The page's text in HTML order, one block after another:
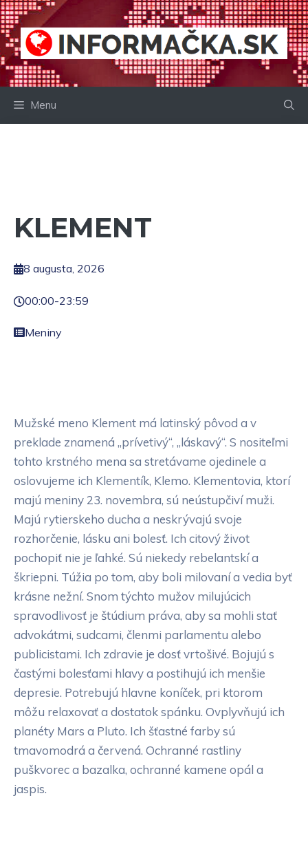
Preskočiť
na
obsah
Menu
KLEMENT
8 augusta, 2026
00:00-23:59
Meniny
Mužské meno Klement má latinský pôvod a v
preklade znamená „prívetivý“, „láskavý“. S nositeľmi
tohto krstného mena sa stretávame ojedinele a
oslovujeme ich Klementík, Klemo. Klementovia, ktorí
majú meniny 23. novembra, sú neústupčiví muži.
Majú rytierskeho ducha a neskrývajú svoje
rozhorčenie, lásku ani bolesť. Ich citový život
pochopiť nie je ľahké. Sú niekedy rebelantskí a
škriepni. Túžia po tom, aby boli milovaní a vedia byť
krásne nežní. Snom týchto mužov milujúcich
spravodlivosť je štúdium práva, aby sa mohli stať
advokátmi, sudcami, členmi parlamentu alebo
publicistami. Ich zdravie je dosť vrtošivé. Bojujú s
častými bolesťami hlavy a postihujú ich menšie
depresie. Potrebujú hlavne koníček, pri ktorom
môžu relaxovať a dostatok spánku. Ovplyvňujú ich
planéty Mars a Pluto. Ich šťastné farby sú
tmavomodrá a červená. Ochranné rastliny
puškvorec a bazalka, ochranné kamene opál a
jaspis.